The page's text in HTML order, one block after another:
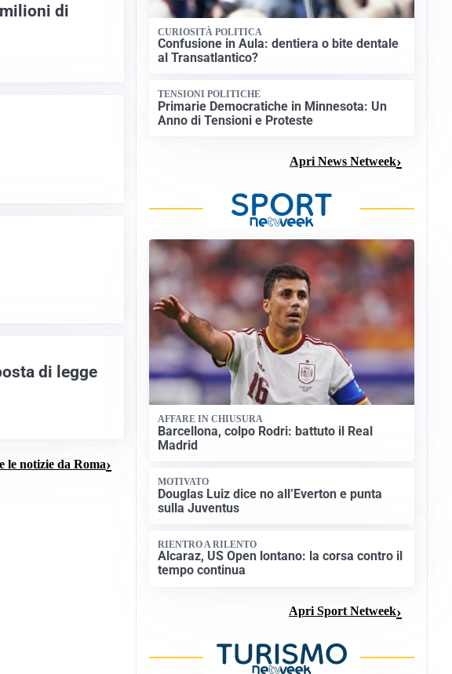
di
di legge
le notizie da Roma
CURIOSITÀ POLITICA
Confusione in Aula: dentiera o bite dentale
al Transatlantico?
TENSIONI POLITICHE
Primarie Democratiche in Minnesota: Un
Anno di Tensioni e Proteste
Apri News Netweek
AFFARE IN CHIUSURA
Barcellona, colpo Rodri: battuto il Real
Madrid
MOTIVATO
Douglas Luiz dice no all’Everton e punta
sulla Juventus
RIENTRO A RILENTO
Alcaraz, US Open lontano: la corsa contro il
tempo continua
Apri Sport Netweek